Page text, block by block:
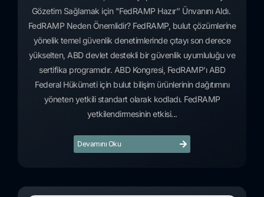
Gözetim Sağlamak için "FedRAMP Hazır’’ Ünvanını Aldı.
FedRAMP Neden Önemlidir? FedRAMP, bulut çözümlerine
yönelik temel güvenlik denetimlerinde çıtayı son derece
yükselten, ABD devlet destekli bir güvenlik uyumluluğu ve
sertifika programıdır. ABD Kongresi, FedRAMP'ı ABD
Federal Hükümeti için bulut bilişim ürünlerinin dağıtımını
yöneten yetkili standart olarak kodladı. FedRAMP
yetkilendirmesinin etkisi...
Devamını Oku